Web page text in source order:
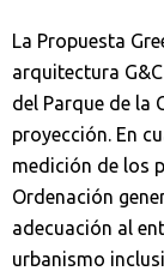
La Propuesta
arquitectura
del Parque de la
proyección. En
medición de los
Ordenación
adecuación al
urbanismo